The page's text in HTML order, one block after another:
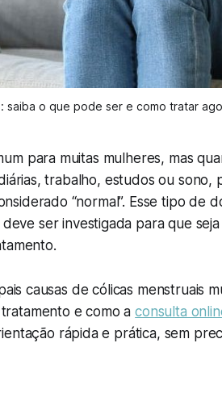
saiba o que pode ser e como tratar
para muitas mulheres, mas
trabalho, estudos ou sono,
“normal”. Esse tipo de
deve ser investigada para que seja
causas de cólicas menstruais
e como aconsulta
rápida e prática, sem